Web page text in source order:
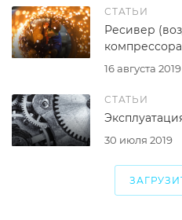
СТАТЬИ
16 августа 2019
Ресивер
компрессора
СТАТЬИ
30 июля 2019